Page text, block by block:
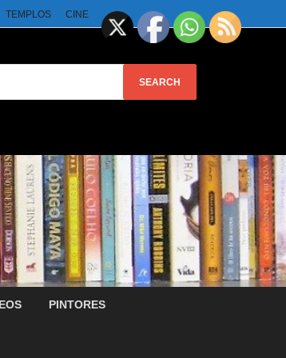
TEMPLOS CINE
PINTORES